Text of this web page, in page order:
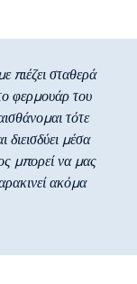
πιέζει σταθερά
φερμουάρ του
τότε
μέσα
μπορεί να μας
ακόμα